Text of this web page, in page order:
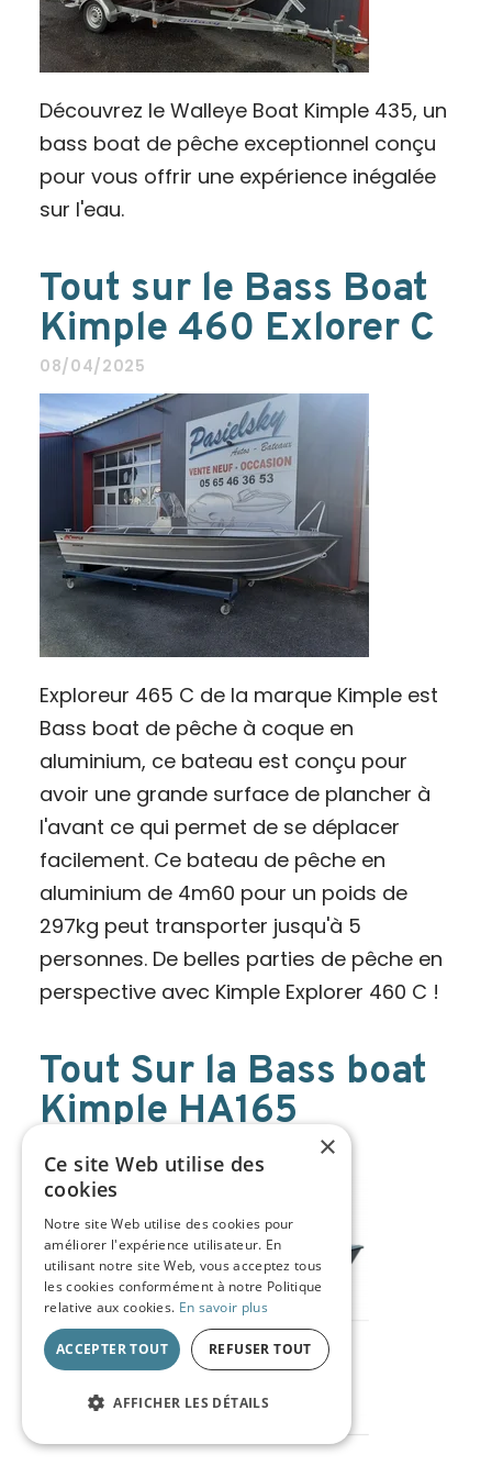
Découvrez le Walleye Boat Kimple 435, un
bass boat de pêche exceptionnel conçu
pour vous offrir une expérience inégalée
sur l'eau.
Tout sur le Bass Boat
Kimple 460 Exlorer C
08/04/2025
Exploreur 465 C de la marque Kimple est
Bass boat de pêche à coque en
aluminium, ce bateau est conçu pour
avoir une grande surface de plancher à
l'avant ce qui permet de se déplacer
facilement. Ce bateau de pêche en
aluminium de 4m60 pour un poids de
297kg peut transporter jusqu'à 5
personnes. De belles parties de pêche en
perspective avec Kimple Explorer 460 C !
Tout Sur la Bass boat
Kimple HA165
×
Ce site Web utilise des
cookies
Notre site Web utilise des cookies pour
améliorer l'expérience utilisateur. En
utilisant notre site Web, vous acceptez tous
les cookies conformément à notre Politique
relative aux cookies. En savoir plus
ACCEPTER TOUT REFUSER TOUT
AFFICHER LES DÉTAILS